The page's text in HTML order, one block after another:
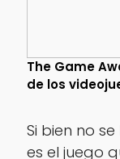
The Game
de los
Si bien no
es el juego